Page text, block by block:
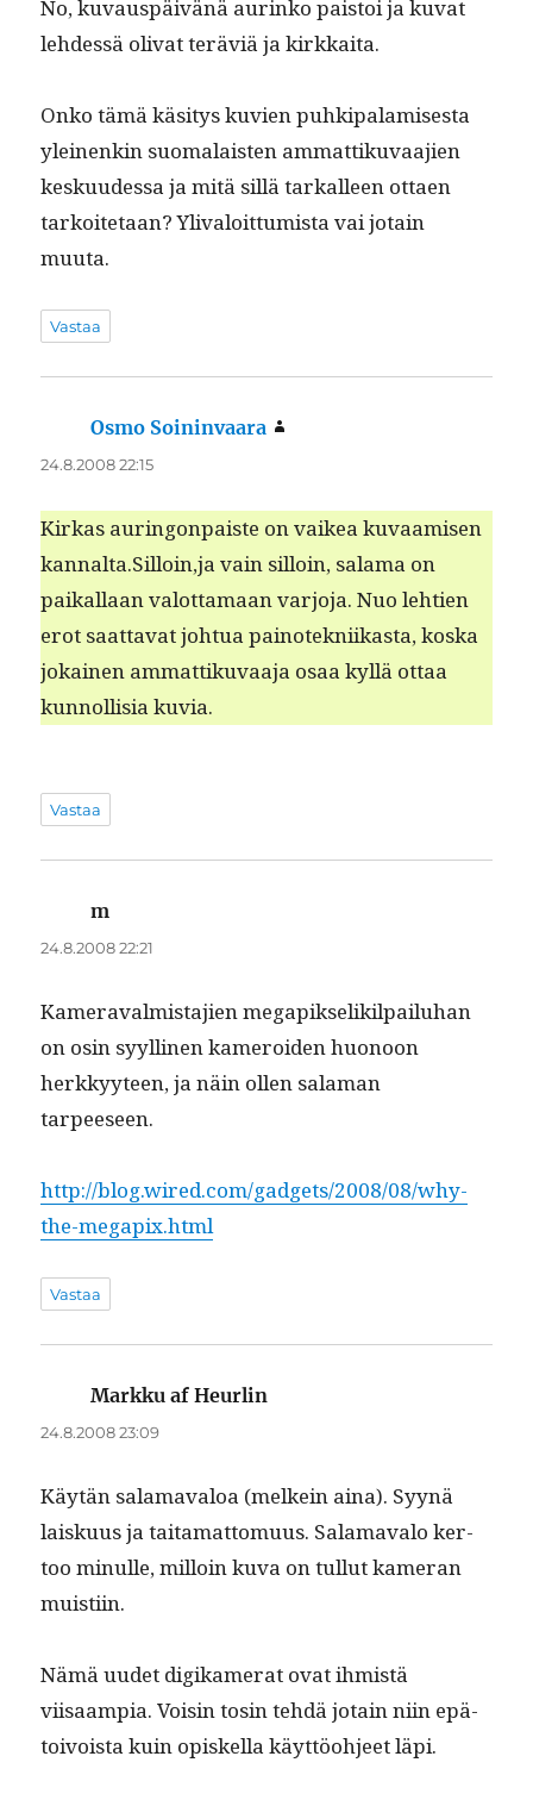
No, kuvaus­päivänä aurinko pais­toi ja kuvat
lehdessä oli­vat teräviä ja kirkkaita.
Onko tämä käsi­tys kuvien puhkipalamis­es­ta
yleinenkin suo­ma­lais­ten ammat­tiku­vaa­jien
kesku­udessa ja mitä sil­lä tarkalleen ottaen
tarkoite­taan? Yli­val­oit­tumista vai jotain
muuta.
Vastaa
Osmo Soininvaara
24.8.2008 22:15
Kirkas auringonpaiste on vaikea kuvaamisen
kannalta.Silloin,ja vain sil­loin, sala­ma on
paikallaan val­ot­ta­maan var­jo­ja. Nuo lehtien
erot saat­ta­vat johtua pain­otekni­ikas­ta, kos­ka
jokainen ammat­tiku­vaa­ja osaa kyl­lä ottaa
kun­nol­lisia kuvia.
Vastaa
m
24.8.2008 22:21
Kam­er­avalmis­ta­jien megapik­se­lik­il­pailuhan
on osin syylli­nen kameroiden huonoon
herkkyy­teen, ja näin ollen sala­man
tarpeeseen.
http://blog.wired.com/gadgets/2008/08/why-
the-megapix.html
Vastaa
Markku af Heurlin
24.8.2008 23:09
Käytän sala­maval­oa (melkein aina). Syynä
laisku­us ja taita­mat­to­muus. Sala­mava­lo ker­
too min­ulle, mil­loin kuva on tul­lut kam­er­an
muistiin.
Nämä uudet digikam­er­at ovat ihmistä
viisaampia. Voisin tosin tehdä jotain niin epä­
toivoista kuin opiskel­la käyt­töo­hjeet läpi.